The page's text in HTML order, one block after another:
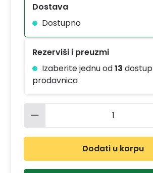
Dostava
Dostupno
Rezerviši i preuzmi
Izaberite jednu od13
prodavnica
Količina proizvoda:
Dodati u korpu